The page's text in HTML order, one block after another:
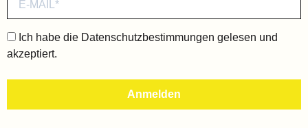
Ich habe die Datenschutzbestimmungen gelesen und
akzeptiert.